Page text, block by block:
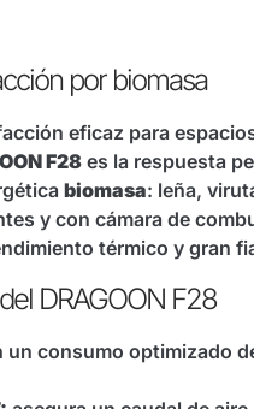
por biomasa
eficaz para
F28es la respuesta
biomasa: leña,
y con cámara de
térmico y gran
DRAGOON F28
un consumo optimizado